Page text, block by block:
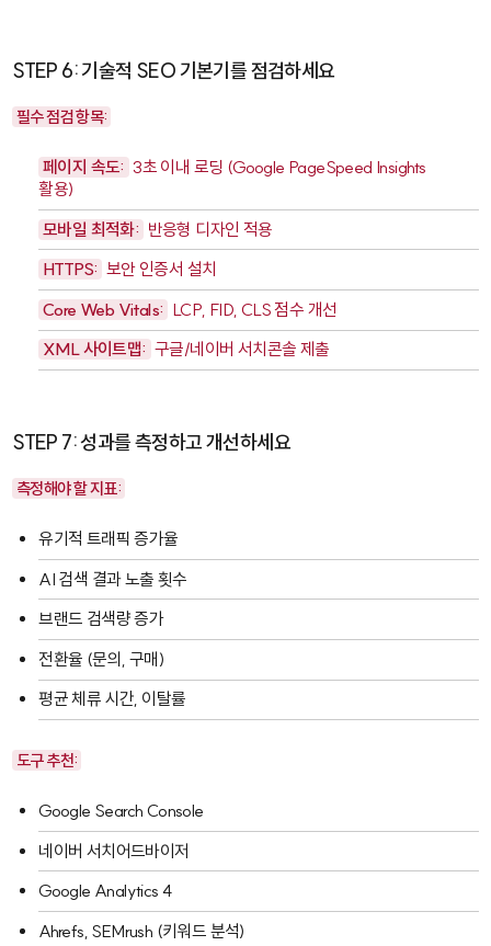
STEP 6: 기술적 SEO 기본기를 점검하세요
필수 점검 항목:
페이지 속도: 3초 이내 로딩 (Google PageSpeed Insights
활용)
모바일 최적화: 반응형 디자인 적용
HTTPS: 보안 인증서 설치
Core Web Vitals: LCP, FID, CLS 점수 개선
XML 사이트맵: 구글/네이버 서치콘솔 제출
STEP 7: 성과를 측정하고 개선하세요
측정해야 할 지표:
유기적 트래픽 증가율
AI 검색 결과 노출 횟수
브랜드 검색량 증가
전환율 (문의, 구매)
평균 체류 시간, 이탈률
도구 추천:
Google Search Console
네이버 서치어드바이저
Google Analytics 4
Ahrefs, SEMrush (키워드 분석)